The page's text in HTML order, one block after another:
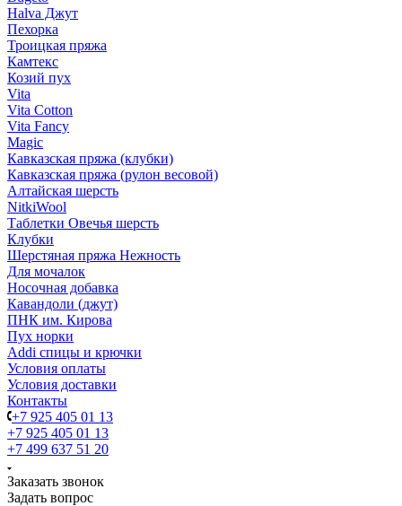
Halva Джут
Пехорка
Троицкая пряжа
Камтекс
Козий пух
Vita
Vita Cotton
Vita Fancy
Magic
Кавказская пряжа (клубки)
Кавказская пряжа (рулон весовой)
Алтайская шерсть
NitkiWool
Таблетки Овечья шерсть
Клубки
Шерстяная пряжа Нежность
Для мочалок
Носочная добавка
Кавандоли (джут)
ПНК им. Кирова
Пух норки
Addi спицы и крючки
Условия оплаты
Условия доставки
Контакты
+7 925 405 01 13
+7 925 405 01 13
+7 499 637 51 20
Заказать звонок
Задать вопрос